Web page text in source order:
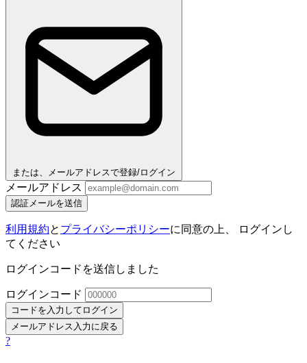
または、メールアドレスで登録/ログイン
メールアドレス
認証メールを送信
利用規約と プライバシーポリシーに同意の上、 ログインし
てください
ログインコードを送信しました
ログインコード
コードを入力してログイン
メールアドレス入力に戻る
?